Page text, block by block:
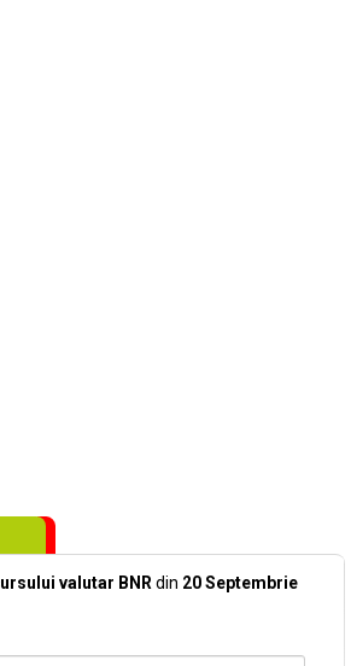
valutar BNR din 20 Septembrie